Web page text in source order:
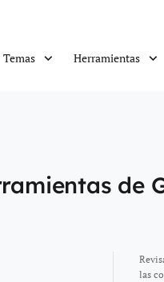
Temas Herramientas
de
las